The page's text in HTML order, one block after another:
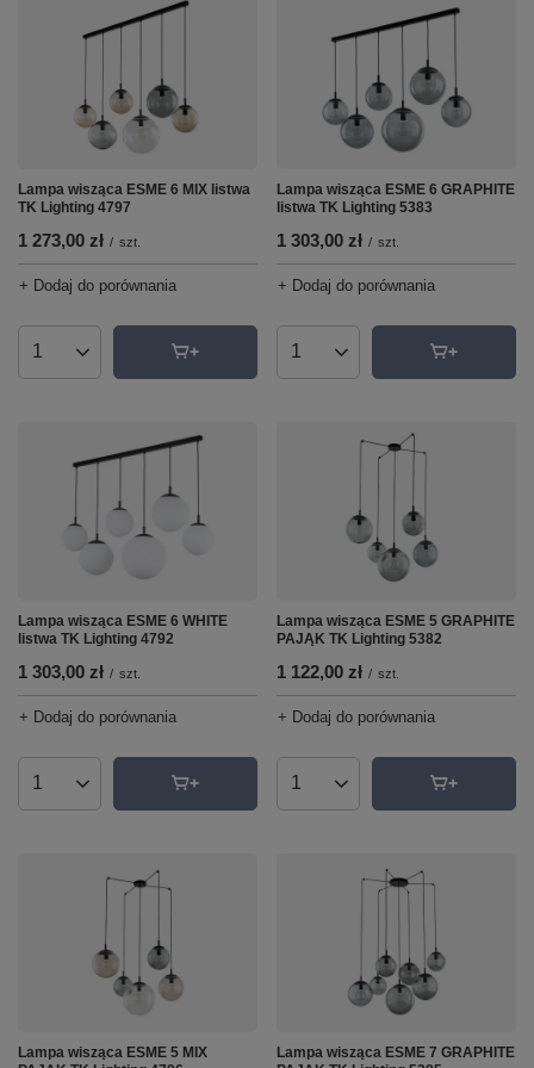
Lampa wisząca ESME 6 MIX listwa
TK Lighting 4797
1 273,00 zł / szt.
+ Dodaj do porównania
Ilość produktów
Lampa wisząca ESME 6 GRAPHITE
listwa TK Lighting 5383
1 303,00 zł / szt.
+ Dodaj do porównania
Ilość produktów
Lampa wisząca ESME 6 WHITE
listwa TK Lighting 4792
1 303,00 zł / szt.
+ Dodaj do porównania
Ilość produktów
Lampa wisząca ESME 5 GRAPHITE
PAJĄK TK Lighting 5382
1 122,00 zł / szt.
+ Dodaj do porównania
Ilość produktów
Lampa wisząca ESME 5 MIX
Lampa wisząca ESME 7 GRAPHITE